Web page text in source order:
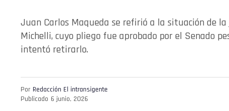
Juan Carlos Maqueda se refirió a la situación de la
Michelli, cuyo pliego fue aprobado por el Senado
intentó retirarlo.
Por Redacción El intransigente
Publicado 6 junio, 2026